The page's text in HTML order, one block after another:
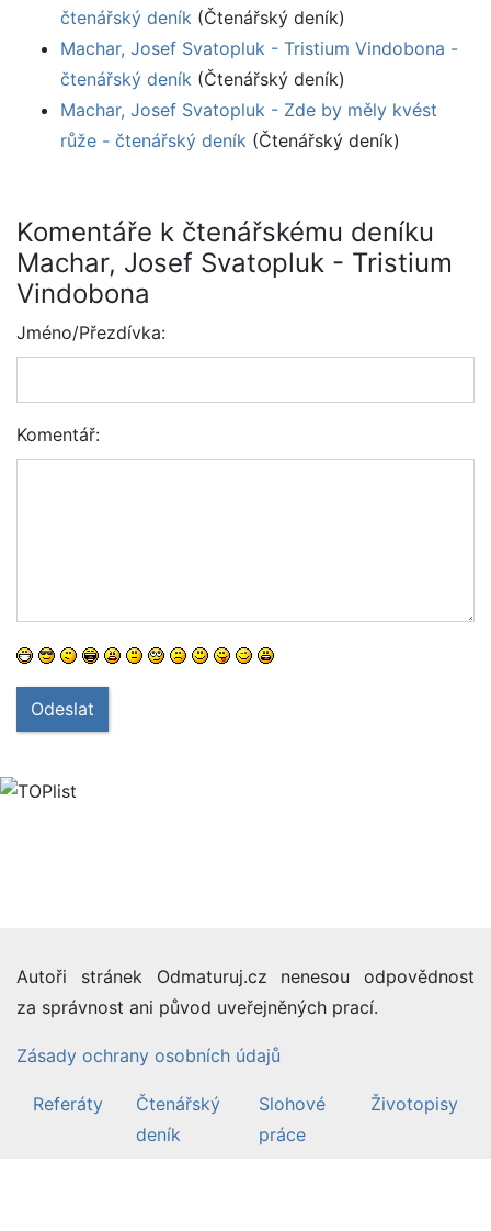
čtenářský deník (Čtenářský deník)
Machar, Josef Svatopluk - Tristium Vindobona -
čtenářský deník (Čtenářský deník)
Machar, Josef Svatopluk - Zde by měly kvést
růže - čtenářský deník (Čtenářský deník)
Komentáře k čtenářskému deníku
Machar, Josef Svatopluk - Tristium
Vindobona
Jméno/Přezdívka:
Komentář:
Odeslat
Autoři stránek Odmaturuj.cz nenesou odpovědnost
za správnost ani původ uveřejněných prací.
Zásady ochrany osobních údajů
Referáty
Čtenářský
deník
Slohové
práce
Životopisy